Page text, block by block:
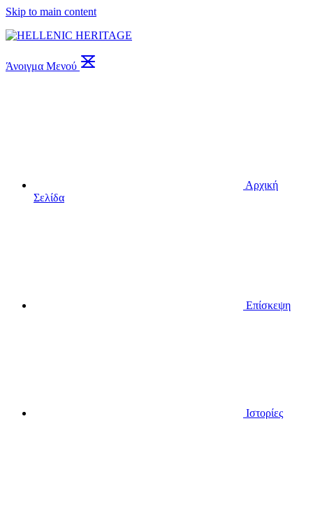
Skip to main content
Άνοιγμα Μενού
Αρχική
Σελίδα
Επίσκεψη
Ιστορίες